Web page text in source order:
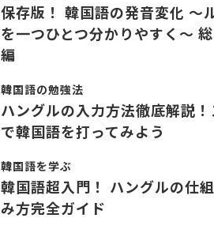
保存版！ 韓国語の発音変化 〜
を一つひとつ分かりやすく〜
編
韓国語の勉強法
ハングルの入力方法徹底解説！
で韓国語を打ってみよう
韓国語を学ぶ
韓国語超入門！ ハングルの仕
み方完全ガイド